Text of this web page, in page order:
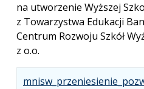
na utworzenie Wyższej
z Towarzystwa Edukacji
Centrum Rozwoju Szkół
z o.o.